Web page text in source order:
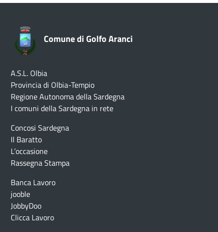
Comune di Golfo Aranci
A.S.L. Olbia
Provincia di Olbia-Tempio
Regione Autonoma della Sardegna
I comuni della Sardegna in rete
Concosi Sardegna
Il Baratto
L’occasione
Rassegna Stampa
Banca Lavoro
jooble
JobbyDoo
Clicca Lavoro